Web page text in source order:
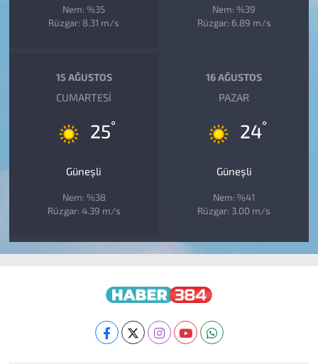
Nem: %35
Rüzgar: 8.31 m/s
Nem: %39
Rüzgar: 6.89 m/s
15 AĞUSTOS
CUMARTESI
25°
Güneşli
Nem: %38
Rüzgar: 4.39 m/s
16 AĞUSTOS
PAZAR
24°
Güneşli
Nem: %41
Rüzgar: 3.00 m/s